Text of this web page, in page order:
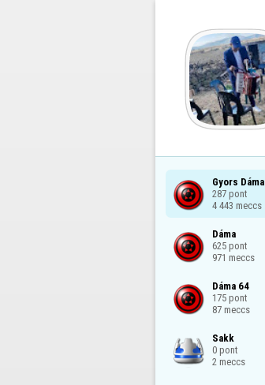
Gyors Dáma
287 pont
4 443 meccs
Dáma
625 pont
971 meccs
Dáma 64
175 pont
87 meccs
Sakk
0 pont
2 meccs